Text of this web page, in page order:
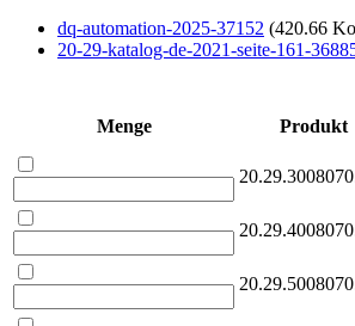
dq-automation-2025-37152 (420.66
20-29-katalog-de-2021-seite-161-
Menge Produkt